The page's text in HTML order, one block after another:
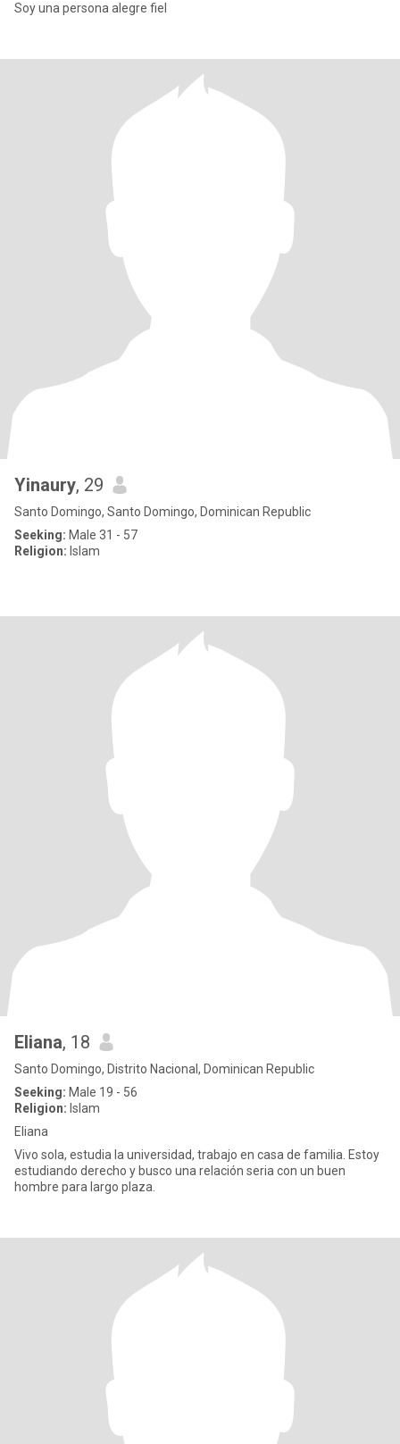
Soy una persona alegre fiel
Yinaury, 29
Santo Domingo, Santo Domingo, Dominican Republic
Seeking: Male 31 - 57
Religion: Islam
Eliana, 18
Santo Domingo, Distrito Nacional, Dominican Republic
Seeking: Male 19 - 56
Religion: Islam
Eliana
Vivo sola, estudia la universidad, trabajo en casa de familia. Estoy
estudiando derecho y busco una relación seria con un buen
hombre para largo plaza.